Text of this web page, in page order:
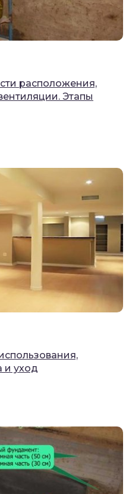
расположения,
Этапы
и уход